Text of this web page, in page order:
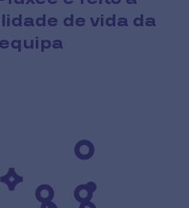
de vida da